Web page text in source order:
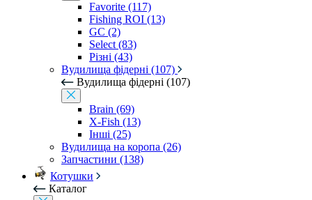
Favorite (117)
Fishing ROI (13)
GC (2)
Select (83)
Різні (43)
Вудилища фідерні (107)
Вудилища фідерні (107)
Brain (69)
X-Fish (13)
Інші (25)
Вудилища на коропа (26)
Запчастини (138)
Котушки
Каталог